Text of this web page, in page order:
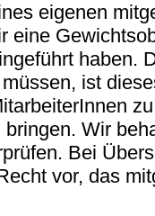
eigenen
eine
haben.
ist
Wir
Bei
vor, das